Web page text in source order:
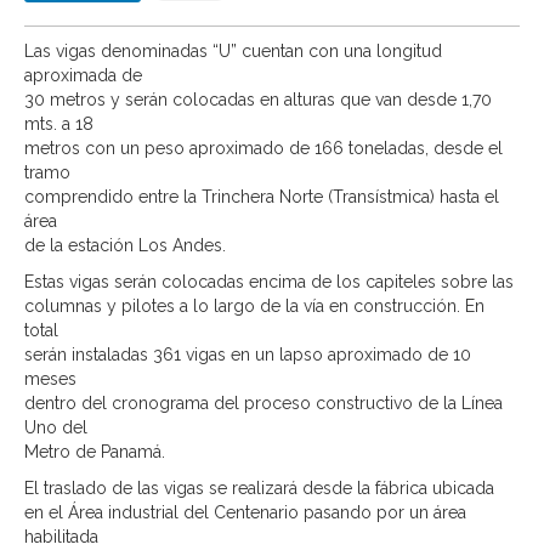
Las vigas denominadas “U” cuentan con una longitud
aproximada de
30 metros y serán colocadas en alturas que van desde 1,70
mts. a 18
metros con un peso aproximado de 166 toneladas, desde el
tramo
comprendido entre la Trinchera Norte (Transístmica) hasta el
área
de la estación Los Andes.
Estas vigas serán colocadas encima de los capiteles sobre las
columnas y pilotes a lo largo de la vía en construcción. En
total
serán instaladas 361 vigas en un lapso aproximado de 10
meses
dentro del cronograma del proceso constructivo de la Línea
Uno del
Metro de Panamá.
El traslado de las vigas se realizará desde la fábrica ubicada
en el Área industrial del Centenario pasando por un área
habilitada